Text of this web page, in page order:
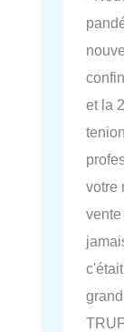
et la
votre